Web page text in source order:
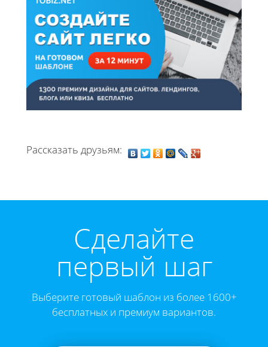
Рассказать друзьям:
Cделайте
первый шаг
Выберите готовый шаблон из более 1600+
бесплатных и премиум вариантов.